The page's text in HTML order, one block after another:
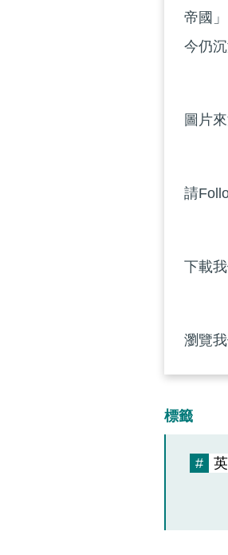
帝國
今仍
圖片
請
下載
瀏覽我
標籤
#